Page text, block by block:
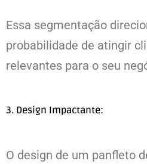
Essa segmentação
probabilidade de atingir
relevantes para o seu
3. Design Impactante:
O design de um panfleto